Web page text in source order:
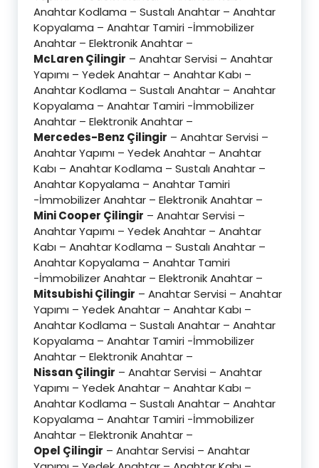
Anahtar Kodlama – Sustalı Anahtar – Anahtar
Kopyalama – Anahtar Tamiri -İmmobilizer
Anahtar – Elektronik Anahtar –
McLaren Çilingir – Anahtar Servisi – Anahtar
Yapımı – Yedek Anahtar – Anahtar Kabı –
Anahtar Kodlama – Sustalı Anahtar – Anahtar
Kopyalama – Anahtar Tamiri -İmmobilizer
Anahtar – Elektronik Anahtar –
Mercedes-Benz Çilingir – Anahtar Servisi –
Anahtar Yapımı – Yedek Anahtar – Anahtar
Kabı – Anahtar Kodlama – Sustalı Anahtar –
Anahtar Kopyalama – Anahtar Tamiri
-İmmobilizer Anahtar – Elektronik Anahtar –
Mini Cooper Çilingir – Anahtar Servisi –
Anahtar Yapımı – Yedek Anahtar – Anahtar
Kabı – Anahtar Kodlama – Sustalı Anahtar –
Anahtar Kopyalama – Anahtar Tamiri
-İmmobilizer Anahtar – Elektronik Anahtar –
Mitsubishi Çilingir – Anahtar Servisi – Anahtar
Yapımı – Yedek Anahtar – Anahtar Kabı –
Anahtar Kodlama – Sustalı Anahtar – Anahtar
Kopyalama – Anahtar Tamiri -İmmobilizer
Anahtar – Elektronik Anahtar –
Nissan Çilingir – Anahtar Servisi – Anahtar
Yapımı – Yedek Anahtar – Anahtar Kabı –
Anahtar Kodlama – Sustalı Anahtar – Anahtar
Kopyalama – Anahtar Tamiri -İmmobilizer
Anahtar – Elektronik Anahtar –
Opel Çilingir – Anahtar Servisi – Anahtar